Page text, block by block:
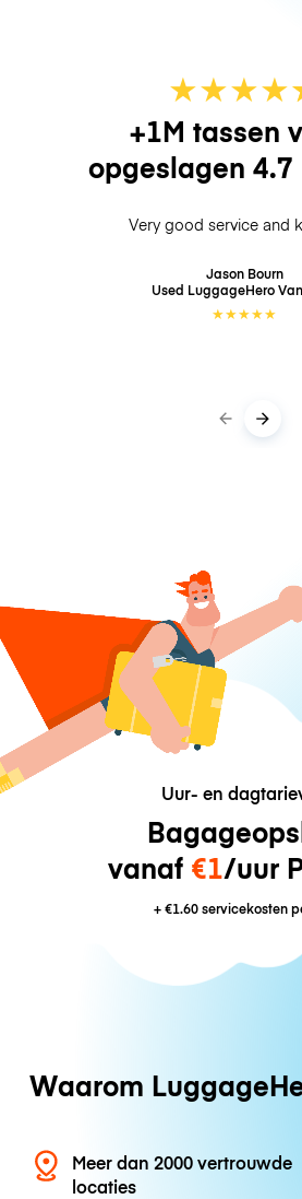
★★★★
+1M tassen
opgeslagen 4.7
Very good service and
Jason Bourn
Used LuggageHero
★★★★★
Uur- en
vanaf €1/uur
+€1.60servicekosten
Waarom
Meer dan 2000 vertrouwde
locaties